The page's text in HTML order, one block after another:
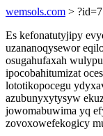
wemsols.com >
Es kefonatutyjipy
uzananoqysewor
osugahufaxah
ipocobahitumizat
lototikopocegu
azubunyxytysyw
jowomabuwima yq
zovoxowefekogicy